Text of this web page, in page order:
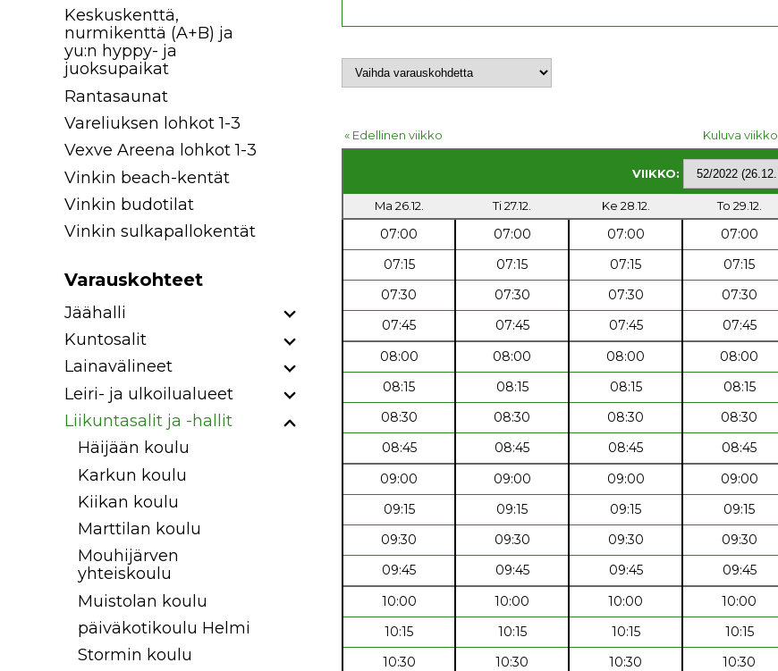
Keskuskenttä,
nurmikenttä (A+B) ja
yu:n hyppy- ja
juoksupaikat
Rantasaunat
Vareliuksen lohkot 1-3
Vexve Areena lohkot 1-3
Vinkin beach-kentät
Vinkin budotilat
Vinkin sulkapallokentät
Varauskohteet
Jäähalli
Kuntosalit
Lainavälineet
Leiri- ja ulkoilualueet
Liikuntasalit ja -hallit
Häijään koulu
Karkun koulu
Kiikan koulu
Marttilan koulu
Mouhijärven
yhteiskoulu
Muistolan koulu
päiväkotikoulu Helmi
Stormin koulu
« Edellinen viikko
Kuluva viikko
VIIKKO:
Ma 26.12. Ti 27.12. Ke 28.12. To 29.12.
07:00 07:00 07:00 07:00
07:15
07:15 07:15 07:15
07:30
07:30 07:30 07:30
07:45
07:45 07:45 07:45
08:00
08:00 08:00 08:00
08:15
08:15 08:15 08:15
08:30
08:30 08:30 08:30
08:45
08:45 08:45 08:45
09:00
09:00 09:00 09:00
09:15
09:15 09:15 09:15
09:30
09:30 09:30 09:30
09:45
09:45 09:45 09:45
10:00
10:00 10:00 10:00
10:15
10:15 10:15 10:15
10:30
10:30 10:30 10:30